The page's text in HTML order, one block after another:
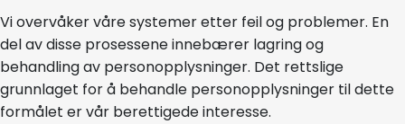
Vi overvåker våre systemer etter feil og problemer. En
del av disse prosessene innebærer lagring og
behandling av personopplysninger. Det rettslige
grunnlaget for å behandle personopplysninger til dette
formålet er vår berettigede interesse.